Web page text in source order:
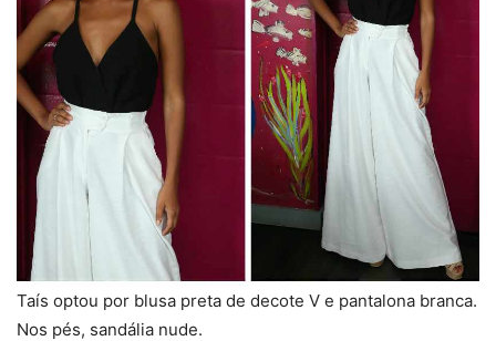
Taís optou por blusa preta de decote V e pantalona branca.
Nos pés, sandália nude.